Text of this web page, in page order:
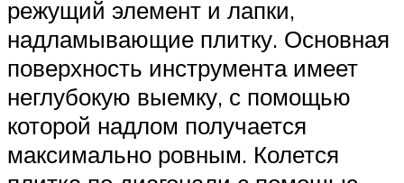
режущий элемент и лапки,
надламывающие плитку. Основная
поверхность инструмента имеет
неглубокую выемку, с помощью
которой надлом получается
максимально ровным. Колется